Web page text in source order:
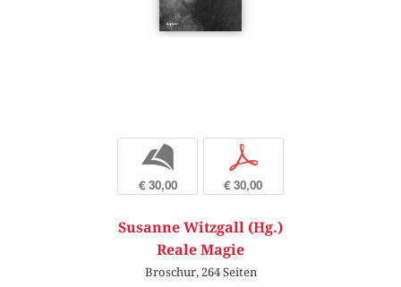
b
€ 30,00
p
€ 30,00
Susanne Witzgall (Hg.)
Reale Magie
Broschur, 264 Seiten